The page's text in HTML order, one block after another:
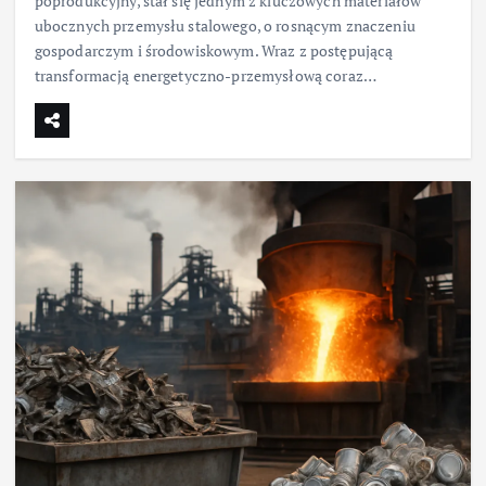
ubocznych przemysłu stalowego, o rosnącym znaczeniu
gospodarczym i środowiskowym. Wraz z postępującą
transformacją energetyczno-przemysłową coraz…